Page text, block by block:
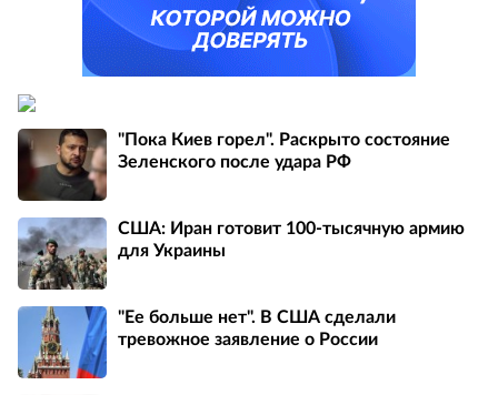
"Пока Киев горел". Раскрыто состояние
Зеленского после удара РФ
США: Иран готовит 100-тысячную армию
для Украины
"Ее больше нет". В США сделали
тревожное заявление о России